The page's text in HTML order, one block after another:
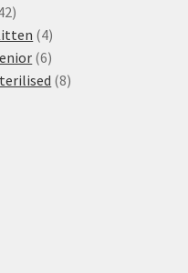
42
produktů
44
produkty
66
produktů
88